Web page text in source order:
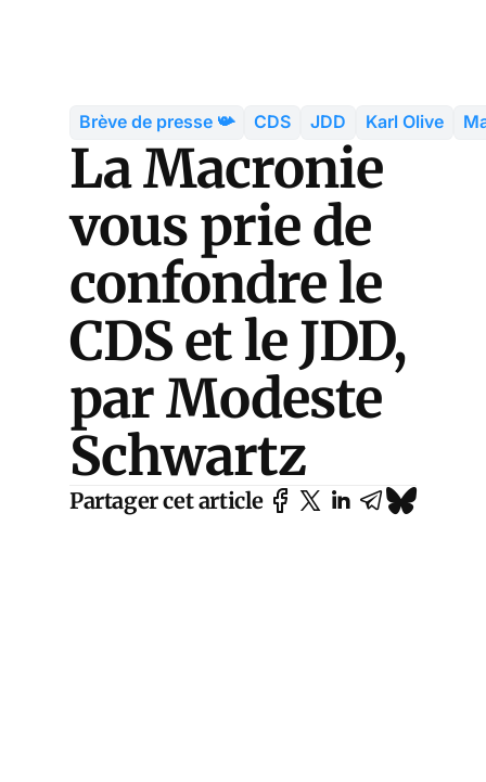
Brève de presse 📯 CDS JDD Karl Olive
La Macronie
vous prie de
confondre le
CDS et le JDD,
par Modeste
Schwartz
Partager cet article